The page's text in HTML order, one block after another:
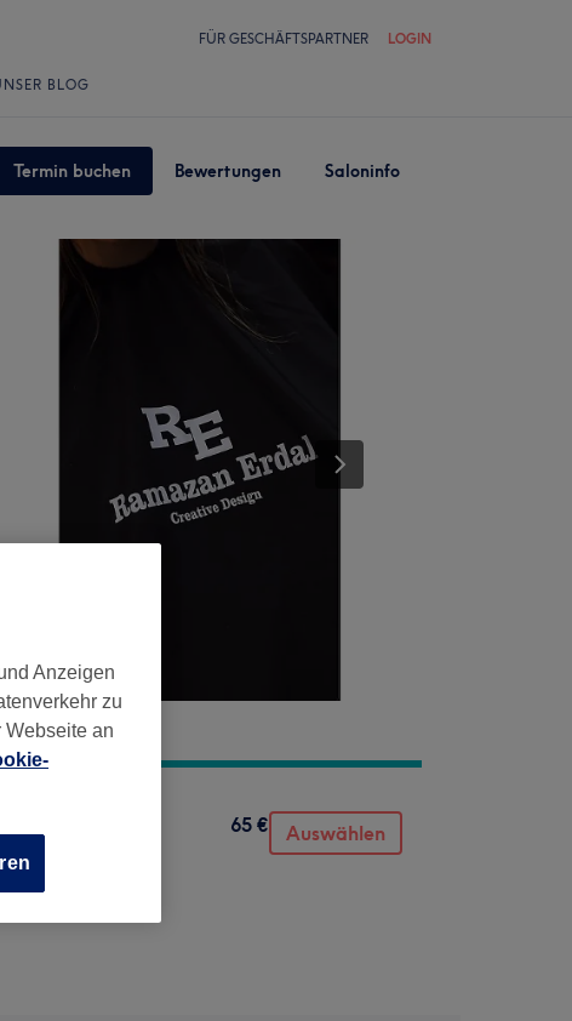
FÜR GESCHÄFTSPARTNER LOGIN
BLOG
Termin buchen Bewertungen Saloninfo
65 € Auswählen
Anzeigen
zu
an